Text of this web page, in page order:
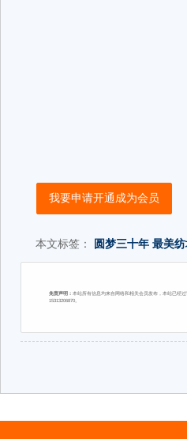
我要申请开通成为会员
本文标签： 圆梦三十年 最美纺
免责声明： 本站所有信息均来自网络和相关会员发布，本站已经
15313206870。